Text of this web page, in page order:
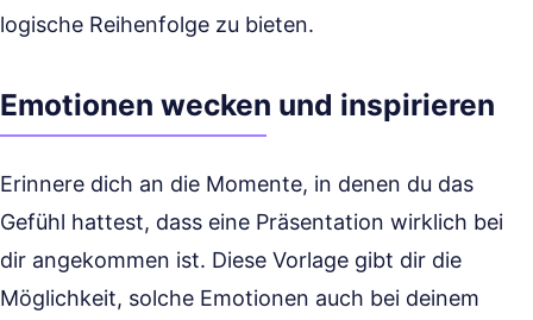
logische Reihenfolge zu bieten.
Emotionen wecken und inspirieren
Erinnere dich an die Momente, in denen du das
Gefühl hattest, dass eine Präsentation wirklich bei
dir angekommen ist. Diese Vorlage gibt dir die
Möglichkeit, solche Emotionen auch bei deinem